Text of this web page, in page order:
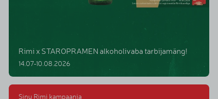
Rimi x STAROPRAMEN alkoholivaba tarbijamäng!
14.07-10.08.2026
Sinu Rimi kampaania